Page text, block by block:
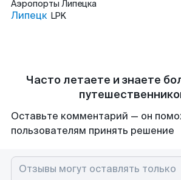
Аэропорты Липецка
Липецк LPK
Часто летаете и знаете
Оставьте комментарий — он
пользователям принять решение